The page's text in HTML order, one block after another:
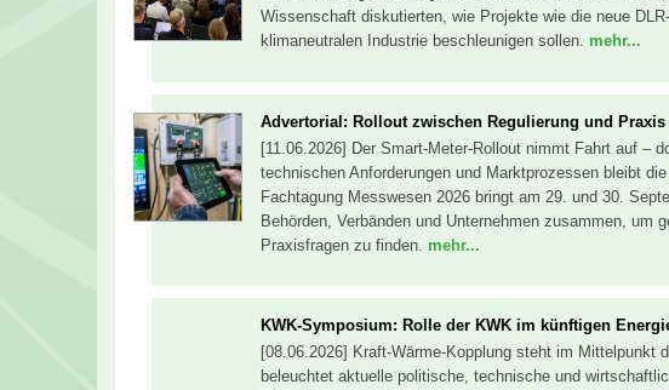
Wissenschaft diskutierten, wie Projekte wie die neue
klimaneutralen Industrie beschleunigen sollen. mehr...
Advertorial: Rollout zwischen Regulierung und Praxis
[11.06.2026] Der Smart-Meter-Rollout nimmt Fahrt auf –
technischen Anforderungen und Marktprozessen bleibt
Fachtagung Messwesen 2026 bringt am 29. und 30.
Behörden, Verbänden und Unternehmen zusammen, um
Praxisfragen zu finden. mehr...
KWK-Symposium: Rolle der KWK im künftigen
[08.06.2026] Kraft-Wärme-Kopplung steht im Mittelpunkt
beleuchtet aktuelle politische, technische und